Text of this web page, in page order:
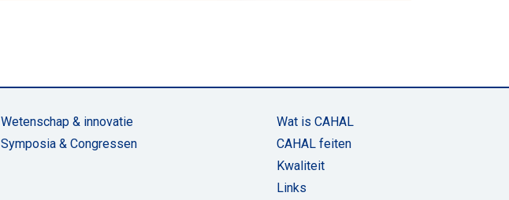
Wetenschap & innovatie
Symposia & Congressen
Wat is CAHAL
CAHAL feiten
Kwaliteit
Links